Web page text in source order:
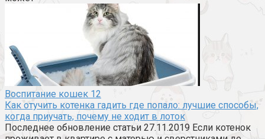
Воспитание кошек 12
Как отучить котенка гадить где попало: лучшие способы,
когда приучать, почему не ходит в лоток
Последнее обновление статьи 27.11.2019 Если котенок